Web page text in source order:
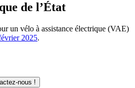
de l’État
un vélo à assistance électrique (VAE)
2025.
nous !